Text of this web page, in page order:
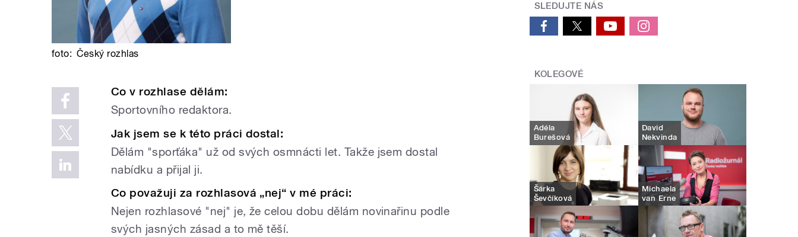
foto: Český rozhlas
Co v rozhlase dělám:
Sportovního redaktora.
Jak jsem se k této práci dostal:
Dělám "sporťáka" už od svých osmnácti let. Takže jsem dostal
nabídku a přijal ji.
Co považuji za rozhlasová „nej“ v mé práci:
Nejen rozhlasové "nej" je, že celou dobu dělám novinařinu podle
svých jasných zásad a to mě těší.
SLEDUJTE NÁS
KOLEGOVÉ
Adéla
Burešová
David
Nekvinda
Šárka
Ševčíková
Michaela
van Erne